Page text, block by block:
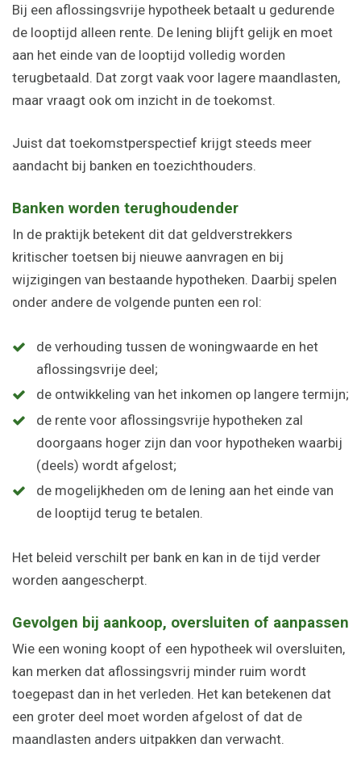
Bij een aflossingsvrije hypotheek betaalt u gedurende
de looptijd alleen rente. De lening blijft gelijk en moet
aan het einde van de looptijd volledig worden
terugbetaald. Dat zorgt vaak voor lagere maandlasten,
maar vraagt ook om inzicht in de toekomst.
Juist dat toekomstperspectief krijgt steeds meer
aandacht bij banken en toezichthouders.
Banken worden terughoudender
In de praktijk betekent dit dat geldverstrekkers
kritischer toetsen bij nieuwe aanvragen en bij
wijzigingen van bestaande hypotheken. Daarbij spelen
onder andere de volgende punten een rol:
de verhouding tussen de woningwaarde en het
aflossingsvrije deel;
de ontwikkeling van het inkomen op langere termijn;
de rente voor aflossingsvrije hypotheken zal
doorgaans hoger zijn dan voor hypotheken waarbij
(deels) wordt afgelost;
de mogelijkheden om de lening aan het einde van
de looptijd terug te betalen.
Het beleid verschilt per bank en kan in de tijd verder
worden aangescherpt.
Gevolgen bij aankoop, oversluiten of aanpassen
Wie een woning koopt of een hypotheek wil oversluiten,
kan merken dat aflossingsvrij minder ruim wordt
toegepast dan in het verleden. Het kan betekenen dat
een groter deel moet worden afgelost of dat de
maandlasten anders uitpakken dan verwacht.